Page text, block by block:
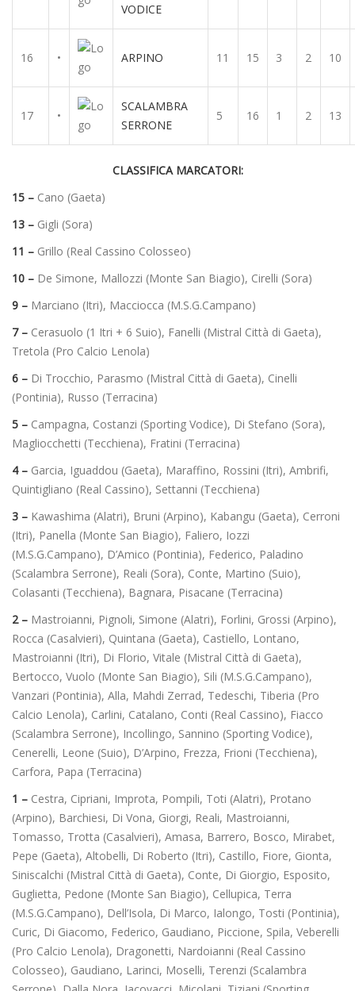
VODICE
16 • ARPINO 11 15 3 2 10
17 •
SCALAMBRA
SERRONE
5 16 1 2 13
CLASSIFICA MARCATORI:
15 – Cano (Gaeta)
13 – Gigli (Sora)
11 – Grillo (Real Cassino Colosseo)
10 – De Simone, Mallozzi (Monte San Biagio), Cirelli (Sora)
9 – Marciano (Itri), Macciocca (M.S.G.Campano)
7 – Cerasuolo (1 Itri + 6 Suio), Fanelli (Mistral Città di Gaeta),
Tretola (Pro Calcio Lenola)
6 – Di Trocchio, Parasmo (Mistral Città di Gaeta), Cinelli
(Pontinia), Russo (Terracina)
5 – Campagna, Costanzi (Sporting Vodice), Di Stefano (Sora),
Magliocchetti (Tecchiena), Fratini (Terracina)
4 – Garcia, Iguaddou (Gaeta), Maraffino, Rossini (Itri), Ambrifi,
Quintigliano (Real Cassino), Settanni (Tecchiena)
3 – Kawashima (Alatri), Bruni (Arpino), Kabangu (Gaeta), Cerroni
(Itri), Panella (Monte San Biagio), Faliero, Iozzi
(M.S.G.Campano), D’Amico (Pontinia), Federico, Paladino
(Scalambra Serrone), Reali (Sora), Conte, Martino (Suio),
Colasanti (Tecchiena), Bagnara, Pisacane (Terracina)
2 – Mastroianni, Pignoli, Simone (Alatri), Forlini, Grossi (Arpino),
Rocca (Casalvieri), Quintana (Gaeta), Castiello, Lontano,
Mastroianni (Itri), Di Florio, Vitale (Mistral Città di Gaeta),
Bertocco, Vuolo (Monte San Biagio), Sili (M.S.G.Campano),
Vanzari (Pontinia), Alla, Mahdi Zerrad, Tedeschi, Tiberia (Pro
Calcio Lenola), Carlini, Catalano, Conti (Real Cassino), Fiacco
(Scalambra Serrone), Incollingo, Sannino (Sporting Vodice),
Cenerelli, Leone (Suio), D’Arpino, Frezza, Frioni (Tecchiena),
Carfora, Papa (Terracina)
1 – Cestra, Cipriani, Improta, Pompili, Toti (Alatri), Protano
(Arpino), Barchiesi, Di Vona, Giorgi, Reali, Mastroianni,
Tomasso, Trotta (Casalvieri), Amasa, Barrero, Bosco, Mirabet,
Pepe (Gaeta), Altobelli, Di Roberto (Itri), Castillo, Fiore, Gionta,
Siniscalchi (Mistral Città di Gaeta), Conte, Di Giorgio, Esposito,
Guglietta, Pedone (Monte San Biagio), Cellupica, Terra
(M.S.G.Campano), Dell’Isola, Di Marco, Ialongo, Tosti (Pontinia),
Curic, Di Giacomo, Federico, Gaudiano, Piccione, Spila, Veberelli
(Pro Calcio Lenola), Dragonetti, Nardoianni (Real Cassino
Colosseo), Gaudiano, Larinci, Moselli, Terenzi (Scalambra